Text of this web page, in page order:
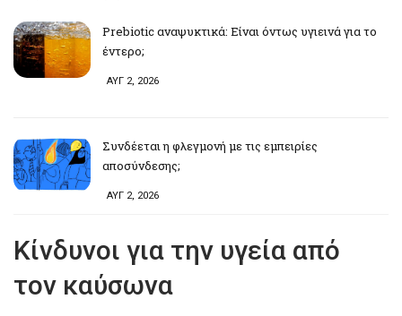
Prebiotic αναψυκτικά: Είναι όντως υγιεινά για το
έντερο;
ΑΥΓ 2, 2026
Συνδέεται η φλεγμονή με τις εμπειρίες
αποσύνδεσης;
ΑΥΓ 2, 2026
Κίνδυνοι για την υγεία από
τον καύσωνα